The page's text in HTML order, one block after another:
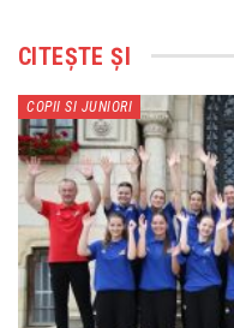
CITEȘTE ȘI
COPII SI JUNIORI